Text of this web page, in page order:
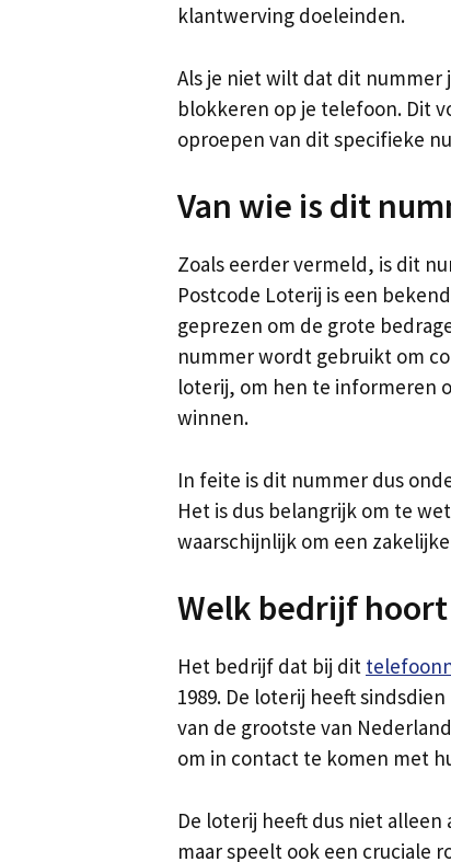
klantwerving doeleinden.
Als je niet wilt dat dit
blokkeren op je telefoon. Dit
oproepen van dit specifieke
Van wie is dit
Zoals eerder vermeld, is dit
Postcode Loterij is een
geprezen om de grote
nummer wordt gebruikt om
loterij, om hen te informeren
winnen.
In feite is dit nummer dus
Het is dus belangrijk om te
waarschijnlijk om een
Welk bedrijf
Het bedrijf dat bij dit
1989. De loterij heeft
van de grootste van
om in contact te komen met
De loterij heeft dus niet
maar speelt ook een cruciale